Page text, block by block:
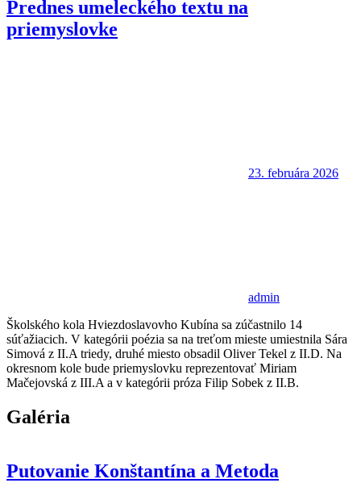
Prednes umeleckého textu na
priemyslovke
23. februára 2026
admin
Školského kola Hviezdoslavovho Kubína sa zúčastnilo 14
súťažiacich. V kategórii poézia sa na treťom mieste umiestnila Sára
Simová z II.A triedy, druhé miesto obsadil Oliver Tekel z II.D. Na
okresnom kole bude priemyslovku reprezentovať Miriam
Mačejovská z III.A a v kategórii próza Filip Sobek z II.B.
Galéria
Putovanie Konštantína a Metoda